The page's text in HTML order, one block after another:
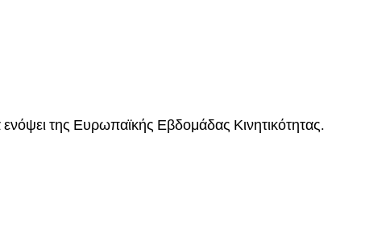
της Ευρωπαϊκής Εβδομάδας Κινητικότητας.